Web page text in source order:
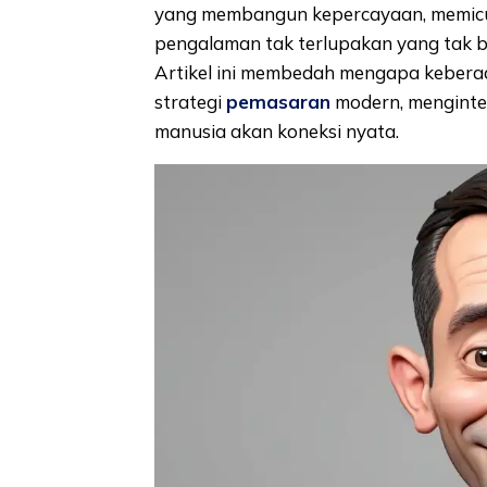
yang membangun kepercayaan,
pengalaman tak terlupakan yang tak
Artikel ini membedah mengapa
strategi pemasaran modern,
manusia akan koneksi nyata.